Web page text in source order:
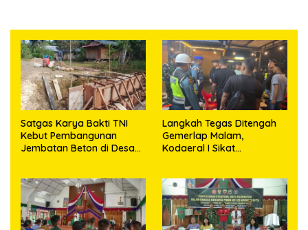
Satgas Karya Bakti TNI
Kebut Pembangunan
Jembatan Beton di Desa
Langkah Tegas Ditengah
Gemerlap Malam,
Kodaeral I Sikat
Tajam